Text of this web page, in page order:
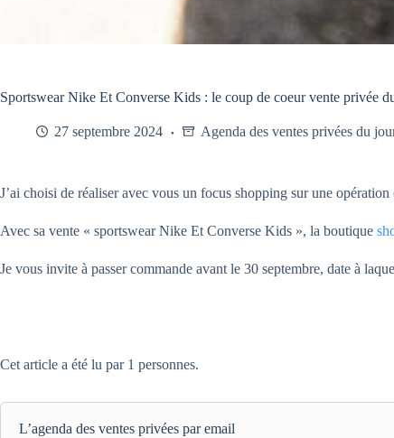
Sportswear Nike Et Converse Kids : le coup de coeur vente privée
27 septembre 2024 Agenda des ventes privées du
J’ai choisi de réaliser avec vous un focus shopping sur une
Avec sa vente « sportswear Nike Et Converse Kids », la boutique
Je vous invite à passer commande avant le 30 septembre, date à
Cet article a été lu par 1 personnes.
L’agenda des ventes privées par email